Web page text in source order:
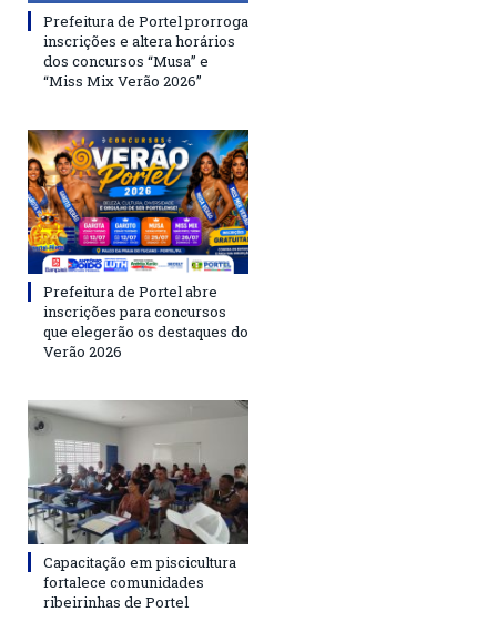
Prefeitura de Portel prorroga
inscrições e altera horários
dos concursos “Musa” e
“Miss Mix Verão 2026”
Prefeitura de Portel abre
inscrições para concursos
que elegerão os destaques do
Verão 2026
Capacitação em piscicultura
fortalece comunidades
ribeirinhas de Portel